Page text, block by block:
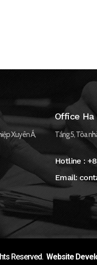
Xuyên Á,
Office Ha
Tầng 5, Tòa
Hotline :
Email:
Reserved. Website